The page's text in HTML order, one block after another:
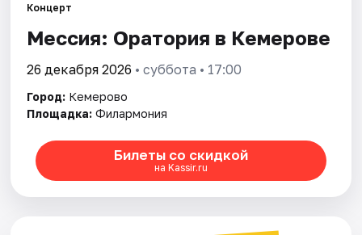
Концерт
Мессия: Оратория в Кемерове
26 декабря 2026 • суббота • 17:00
Город: Кемерово
Площадка: Филармония
Билеты со скидкой
на Kassir.ru